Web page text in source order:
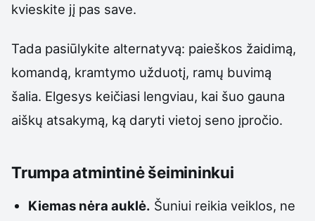
kvieskite jį pas save.
Tada pasiūlykite alternatyvą: paieškos žaidimą,
komandą, kramtymo užduotį, ramų buvimą
šalia. Elgesys keičiasi lengviau, kai šuo gauna
aiškų atsakymą, ką daryti vietoj seno įpročio.
Trumpa atmintinė šeimininkui
Kiemas nėra auklė. Šuniui reikia veiklos, ne